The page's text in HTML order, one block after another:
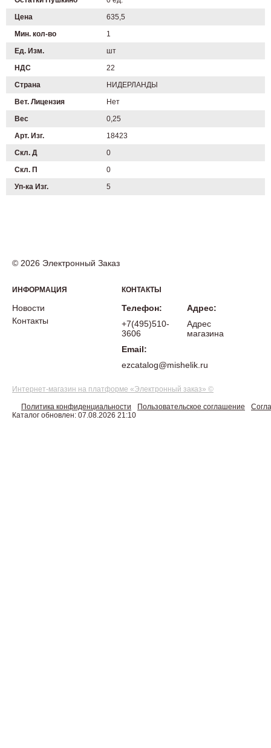
Цена
635,5
Мин. кол-во
1
Ед. Изм.
шт
НДС
22
Страна
НИДЕРЛАНДЫ
Вет. Лицензия
Нет
Вес
0,25
Арт. Изг.
18423
Скл. Д
0
Скл. П
0
Уп-ка Изг.
5
© 2026 Электронный Заказ
ИНФОРМАЦИЯ
Новости
Контакты
КОНТАКТЫ
Телефон:
+7(495)510-
3606
Email:
ezcatalog@mishelik.ru
Адрес:
Адрес
магазина
Интернет-магазин на платформе «Электронный заказ» ©
Политика конфиденциальности Пользовательское соглашение
Каталог обновлен: 07.08.2026 21:10